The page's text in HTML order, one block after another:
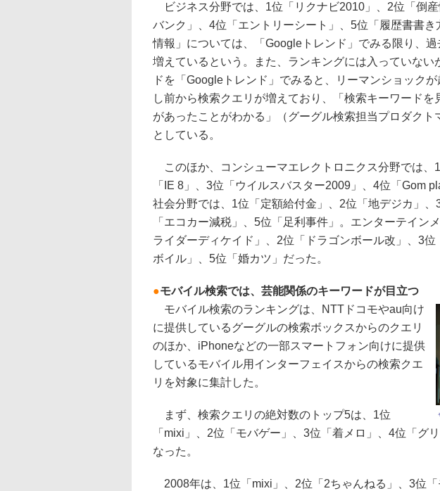
ビジネス分野では、1位「リクナビ2010」、2位「倒
バンク」、4位「エントリーシート」、5位「履歴書書
情報」については、「Googleトレンド」でみる限り、
増えているという。また、ランキングには入っていない
ドを「Googleトレンド」でみると、リーマンショック
し前から検索クエリが増えており、「検索キーワード
があったことがわかる」（グーグル検索担当プロダクト
としている。
このほか、コンシューマエレクトロニクス分野では、
「IE 8」、3位「ウイルスバスター2009」、4位「Gom
社会分野では、1位「定額給付金」、2位「地デジカ」
「エコカー減税」、5位「足利事件」。エンターテイン
ライダーディケイド」、2位「ドラゴンボール改」、3
ボイル」、5位「婚カツ」だった。
●モバイル検索では、芸能関係のキーワードが目立つ
モバイル検索のランキングは、NTTドコモやau向け
に提供しているグーグルの検索ボックスからのクエリ
のほか、iPhoneなどの一部スマートフォン向けに提供
しているモバイル用インターフェイスからの検索クエ
リを対象に集計した。
まず、検索クエリの絶対数のトップ5は、1位
「mixi」、2位「モバゲー」、3位「着メロ」、4位「グ
なった。
2008年は、1位「mixi」、2位「2ちゃんねる」、3位「